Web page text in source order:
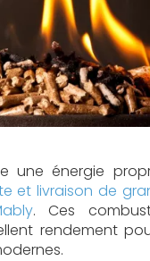
une énergie
et livraison de
. Ces
rendement